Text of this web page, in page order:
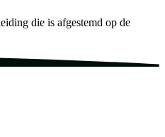
die is afgestemd op de